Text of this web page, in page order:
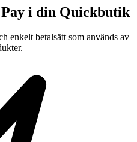
i din Quickbutik
enkelt betalsätt som används av